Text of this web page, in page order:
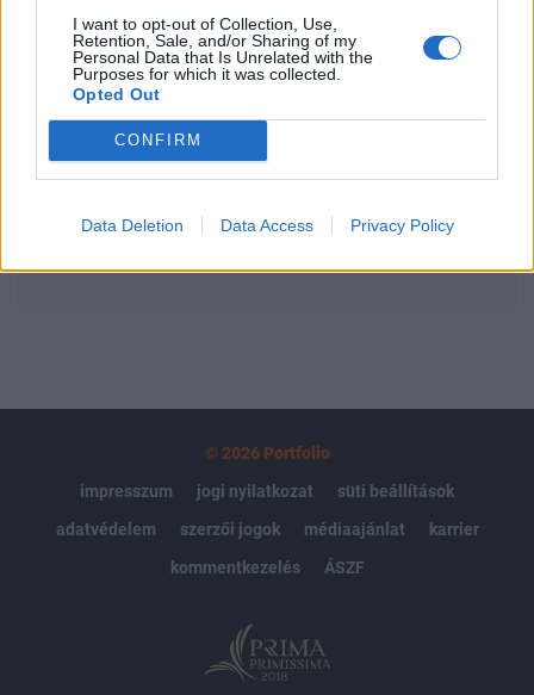
I want to opt-out of Collection, Use,
Retention, Sale, and/or Sharing of my
Personal Data that Is Unrelated with the
Purposes for which it was collected.
Opted Out
CONFIRM
Data Deletion Data Access Privacy Policy
Az előfizetés a következőket tartalmazza:
Portfolio.hu teljes cikkarchívum
Kötéslisták: BÉT elmúlt 2 év napon belüli
kötéslistái
Előfizetés
MÁR ELŐFIZETŐNK VAGY?BEJELENTKEZÉS
© 2026 Portfolio
impresszum
jogi nyilatkozat
süti beállítások
adatvédelem
szerzői jogok médiaajánlat
karrier
kommentkezelés
ÁSZF